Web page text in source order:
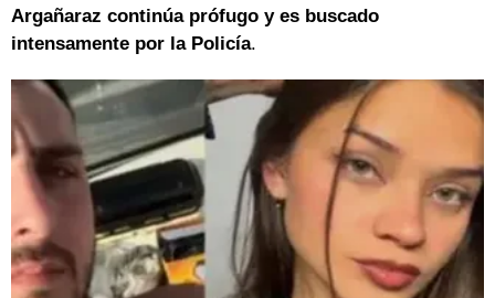
Argañaraz continúa prófugo y es buscado
intensamente por la Policía.